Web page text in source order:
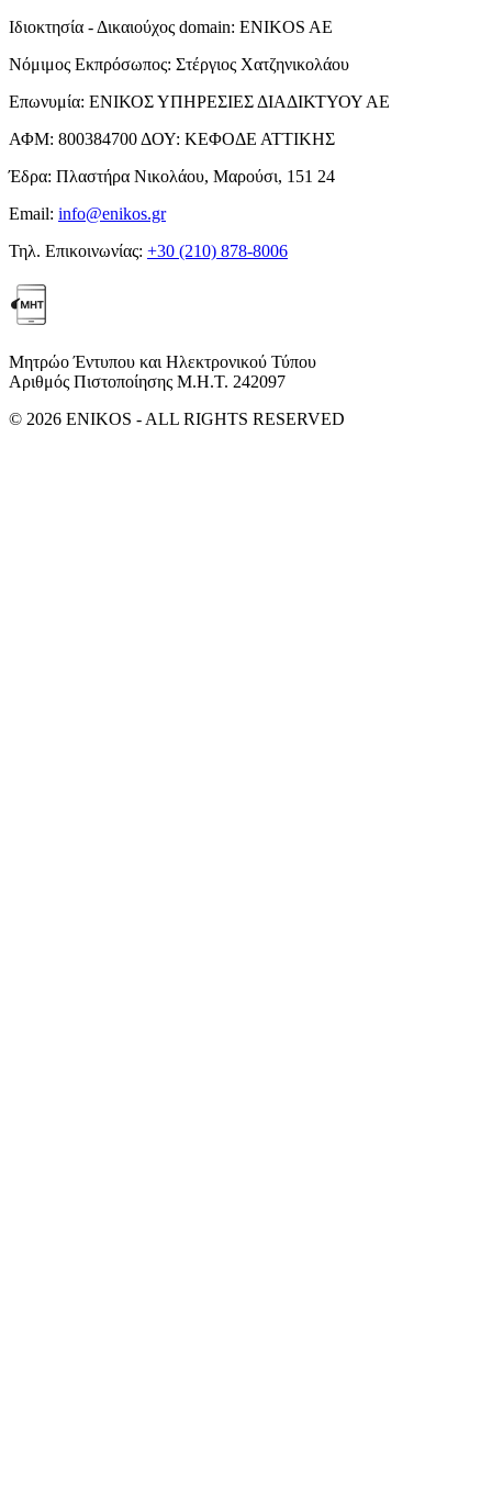
Ιδιοκτησία - Δικαιούχος domain: ENIKOS AE
Νόμιμος Εκπρόσωπος: Στέργιος Χατζηνικολάου
Επωνυμία: ΕΝΙΚΟΣ ΥΠΗΡΕΣΙΕΣ ΔΙΑΔΙΚΤΥΟΥ ΑΕ
ΑΦΜ: 800384700 ΔΟΥ: ΚΕΦΟΔΕ ΑΤΤΙΚΗΣ
Έδρα: Πλαστήρα Νικολάου, Μαρούσι, 151 24
Email: info@enikos.gr
Τηλ. Επικοινωνίας: +30 (210) 878-8006
Μητρώο Έντυπου και Ηλεκτρονικού Τύπου
Αριθμός Πιστοποίησης Μ.Η.Τ. 242097
© 2026 ENIKOS - ALL RIGHTS RESERVED